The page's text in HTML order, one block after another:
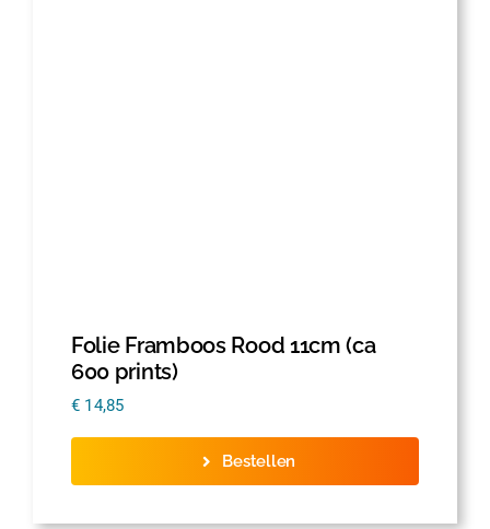
Folie Framboos Rood 11cm (ca
600 prints)
€ 14,85
Bestellen